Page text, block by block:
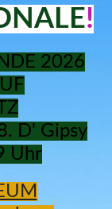
!
2026
D' Gipsy
Uhr